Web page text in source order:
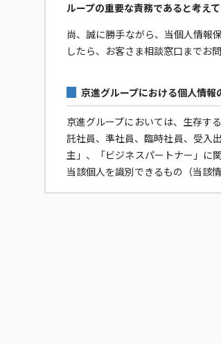
ループの重要な責務であると考え
尚、誠に勝手ながら、当個人情報
したら、お客さま相談窓口までお
京進グループにおける個人情報
京進グループにおいては、生存す
託社員、準社員、臨時社員、受入
主」、「ビジネスパートナー」に
当該個人を識別できるもの（当該
京進グループは個人データへ
もに、個人情報の取扱いに関す